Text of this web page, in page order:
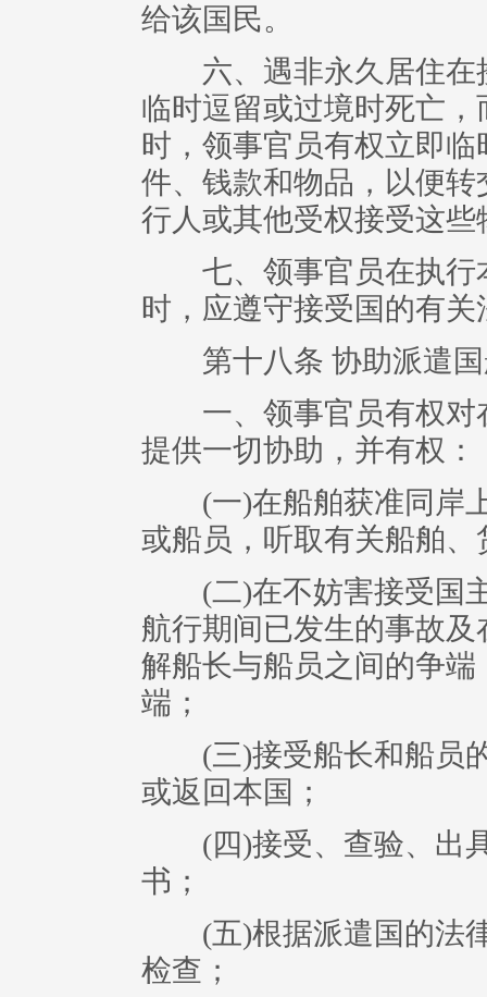
给该国民。
六、遇非永久居住在
临时逗留或过境时死亡
时，领事官员有权立即
件、钱款和物品，以便
行人或其他受权接受这些
七、领事官员在执行
时，应遵守接受国的有关
第十八条 协助派遣国
一、领事官员有权对
提供一切协助，并有权：
(一)在船舶获准同岸上
或船员，听取有关船舶
(二)在不妨害接受国主
航行期间已发生的事故
解船长与船员之间的争
端；
(三)接受船长和船员的
或返回本国；
(四)接受、查验、出具
书；
(五)根据派遣国的法律
检查；